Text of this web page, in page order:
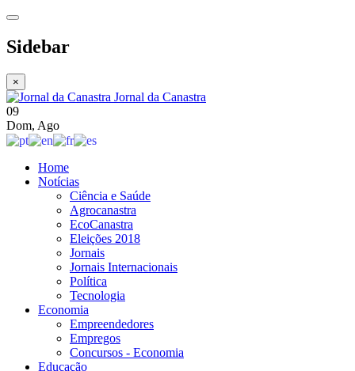
Sidebar
×
Jornal da Canastra
09
Dom, Ago
Home
Notícias
Ciência e Saúde
Agrocanastra
EcoCanastra
Eleições 2018
Jornais
Jornais Internacionais
Política
Tecnologia
Economia
Empreendedores
Empregos
Concursos - Economia
Educação